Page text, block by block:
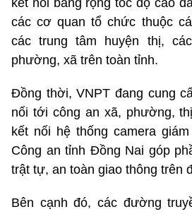
kết nối băng rộng tốc độ cao
các cơ quan tổ chức thuộc
các trung tâm huyện thị,
phường, xã trên toàn tỉnh.
Đồng thời, VNPT đang cung
nối tới công an xã, phường,
kết nối hệ thống camera
Công an tỉnh Đồng Nai góp
trật tự, an toàn giao thông trên
Bên cạnh đó, các đường